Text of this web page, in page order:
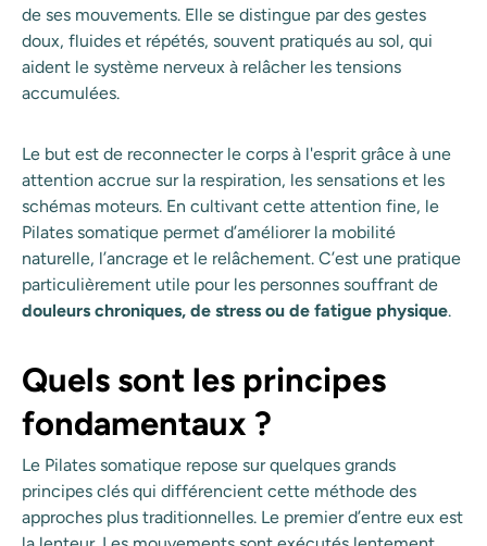
de ses mouvements. Elle se distingue par des gestes
doux, fluides et répétés, souvent pratiqués au sol, qui
aident le système nerveux à relâcher les tensions
accumulées.
Le but est de reconnecter le corps à l'esprit grâce à une
attention accrue sur la respiration, les sensations et les
schémas moteurs. En cultivant cette attention fine, le
Pilates somatique permet d’améliorer la mobilité
naturelle, l’ancrage et le relâchement. C’est une pratique
particulièrement utile pour les personnes souffrant de
douleurs chroniques, de stress ou de fatigue physique.
Quels sont les principes
fondamentaux ?
Le Pilates somatique repose sur quelques grands
principes clés qui différencient cette méthode des
approches plus traditionnelles. Le premier d’entre eux est